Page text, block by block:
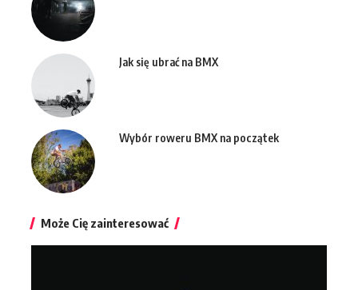
Jak się ubrać na BMX
Wybór roweru BMX na początek
Może Cię zainteresować